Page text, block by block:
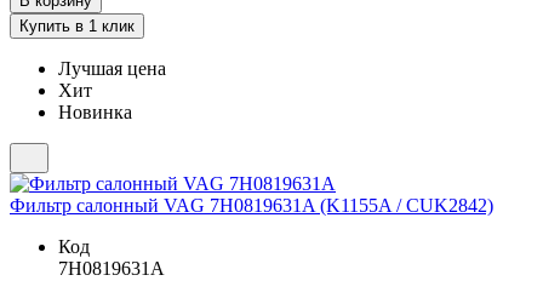
Лучшая цена
Хит
Новинка
Фильтр салонный VAG 7H0819631A (K1155A / CUK2842)
Код
7H0819631A